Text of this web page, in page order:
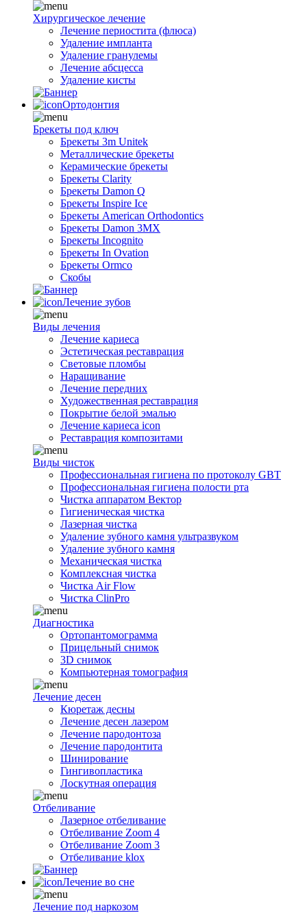
Хирургическое лечение
Лечение периостита (флюса)
Удаление импланта
Удаление гранулемы
Лечение абсцесса
Удаление кисты
Ортодонтия
Брекеты под ключ
Брекеты 3m Unitek
Металлические брекеты
Керамические брекеты
Брекеты Clarity
Брекеты Damon Q
Брекеты Inspire Ice
Брекеты American Orthodontics
Брекеты Damon 3MX
Брекеты Incognito
Брекеты In Ovation
Брекеты Ormco
Скобы
Лечение зубов
Виды лечения
Лечение кариеса
Эстетическая реставрация
Световые пломбы
Наращивание
Лечение передних
Художественная реставрация
Покрытие белой эмалью
Лечение кариеса icon
Реставрация композитами
Виды чисток
Профессиональная гигиена по протоколу GBT
Профессиональная гигиена полости рта
Чистка аппаратом Вектор
Гигиеническая чистка
Лазерная чистка
Удаление зубного камня ультразвуком
Удаление зубного камня
Механическая чистка
Комплексная чистка
Чистка Air Flow
Чистка ClinPro
Диагностика
Ортопантомограмма
Прицельный снимок
3D снимок
Компьютерная томография
Лечение десен
Кюретаж десны
Лечение десен лазером
Лечение пародонтоза
Лечение пародонтита
Шинирование
Гингивопластика
Лоскутная операция
Отбеливание
Лазерное отбеливание
Отбеливание Zoom 4
Отбеливание Zoom 3
Отбеливание klox
Лечение во сне
Лечение под наркозом